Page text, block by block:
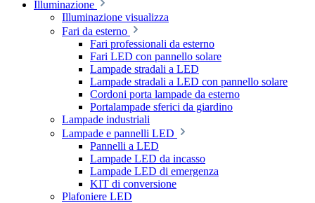
Illuminazione
Illuminazione visualizza
Fari da esterno
Fari professionali da esterno
Fari LED con pannello solare
Lampade stradali a LED
Lampade stradali a LED con pannello solare
Cordoni porta lampade da esterno
Portalampade sferici da giardino
Lampade industriali
Lampade e pannelli LED
Pannelli a LED
Lampade LED da incasso
Lampade LED di emergenza
KIT di conversione
Plafoniere LED